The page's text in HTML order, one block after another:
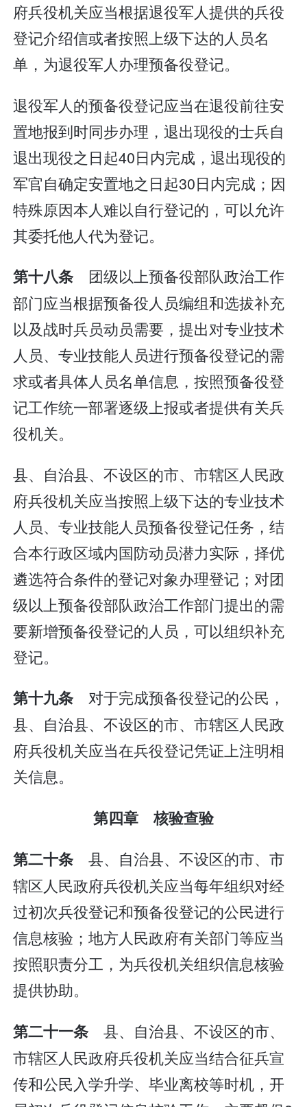
府兵役机关应当根据退役军人提供的兵役
登记介绍信或者按照上级下达的人员名
单，为退役军人办理预备役登记。
退役军人的预备役登记应当在退役前往安
置地报到时同步办理，退出现役的士兵自
退出现役之日起40日内完成，退出现役的
军官自确定安置地之日起30日内完成；因
特殊原因本人难以自行登记的，可以允许
其委托他人代为登记。
第十八条 团级以上预备役部队政治工作
部门应当根据预备役人员编组和选拔补充
以及战时兵员动员需要，提出对专业技术
人员、专业技能人员进行预备役登记的需
求或者具体人员名单信息，按照预备役登
记工作统一部署逐级上报或者提供有关兵
役机关。
县、自治县、不设区的市、市辖区人民政
府兵役机关应当按照上级下达的专业技术
人员、专业技能人员预备役登记任务，结
合本行政区域内国防动员潜力实际，择优
遴选符合条件的登记对象办理登记；对团
级以上预备役部队政治工作部门提出的需
要新增预备役登记的人员，可以组织补充
登记。
第十九条对于完成预备役登记的公民，
县、自治县、不设区的市、市辖区人民政
府兵役机关应当在兵役登记凭证上注明相
关信息。
第四章 核验查验
第二十条 县、自治县、不设区的市、市
辖区人民政府兵役机关应当每年组织对经
过初次兵役登记和预备役登记的公民进行
信息核验；地方人民政府有关部门等应当
按照职责分工，为兵役机关组织信息核验
提供协助。
第二十一条 县、自治县、不设区的市、
市辖区人民政府兵役机关应当结合征兵宣
传和公民入学升学、毕业离校等时机，开